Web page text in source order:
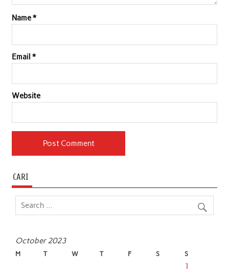
Name*
Email *
Website
CARI
October 2023
M T W T F S S
1